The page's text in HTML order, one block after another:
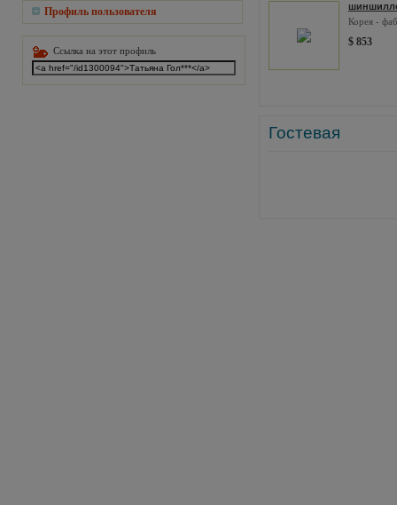
Профиль пользователя
Ссылка на этот профиль
Корея -
$ 853
Гостевая